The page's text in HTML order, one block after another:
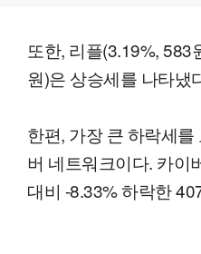
또한, 리플(3.19%, 583
원)은 상승세를 나타냈
한편, 가장 큰 하락세
버 네트워크이다. 카이
대비 -8.33% 하락한